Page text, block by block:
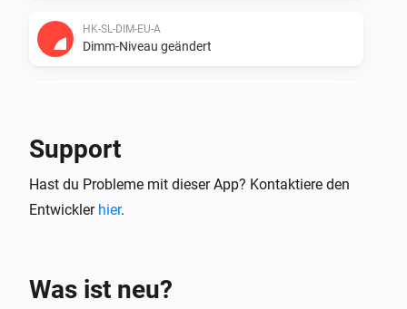
HK-SL-DIM-EU-A
Dimm-Niveau geändert
Der Gesamtverbrauch hat sich geändert
Support
Hast du Probleme mit dieser App? Kontaktiere den
Entwickler hier.
Was ist neu?